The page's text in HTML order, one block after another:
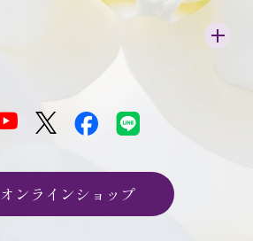
オンラインショップ